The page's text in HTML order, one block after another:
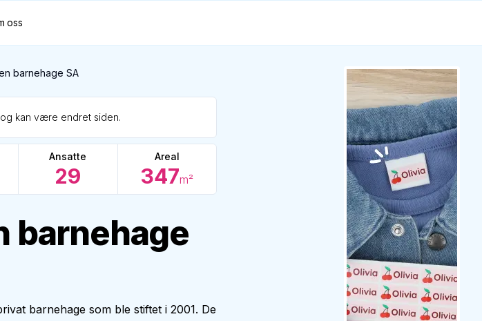
oss
barnehage SA
kan være endret siden.
Ansatte
29
Areal
347m²
barnehage
barnehage som ble stiftet i 2001. De